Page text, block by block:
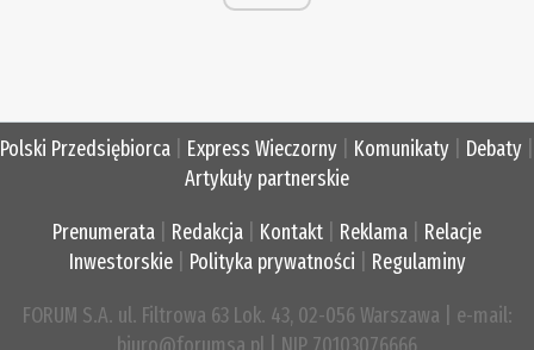
Polski Przedsiębiorca Express Wieczorny Komunikaty Debaty
Artykuły partnerskie
Prenumerata Redakcja Kontakt Reklama
Relacje
Inwestorskie| Polityka prywatności Regulaminy
FORUM S.A. ul. Filtrowa 63 Lok. 43, 02-056 Warszawa | e-mail:
biuro@forumsa.pl | NIP 70103076666